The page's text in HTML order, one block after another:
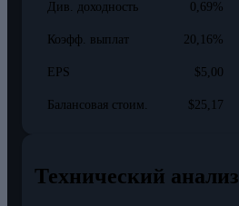
Див. доходность 0,69%
Коэфф. выплат 20,16%
EPS $5,00
Балансовая стоим. $25,17
Технический анализ